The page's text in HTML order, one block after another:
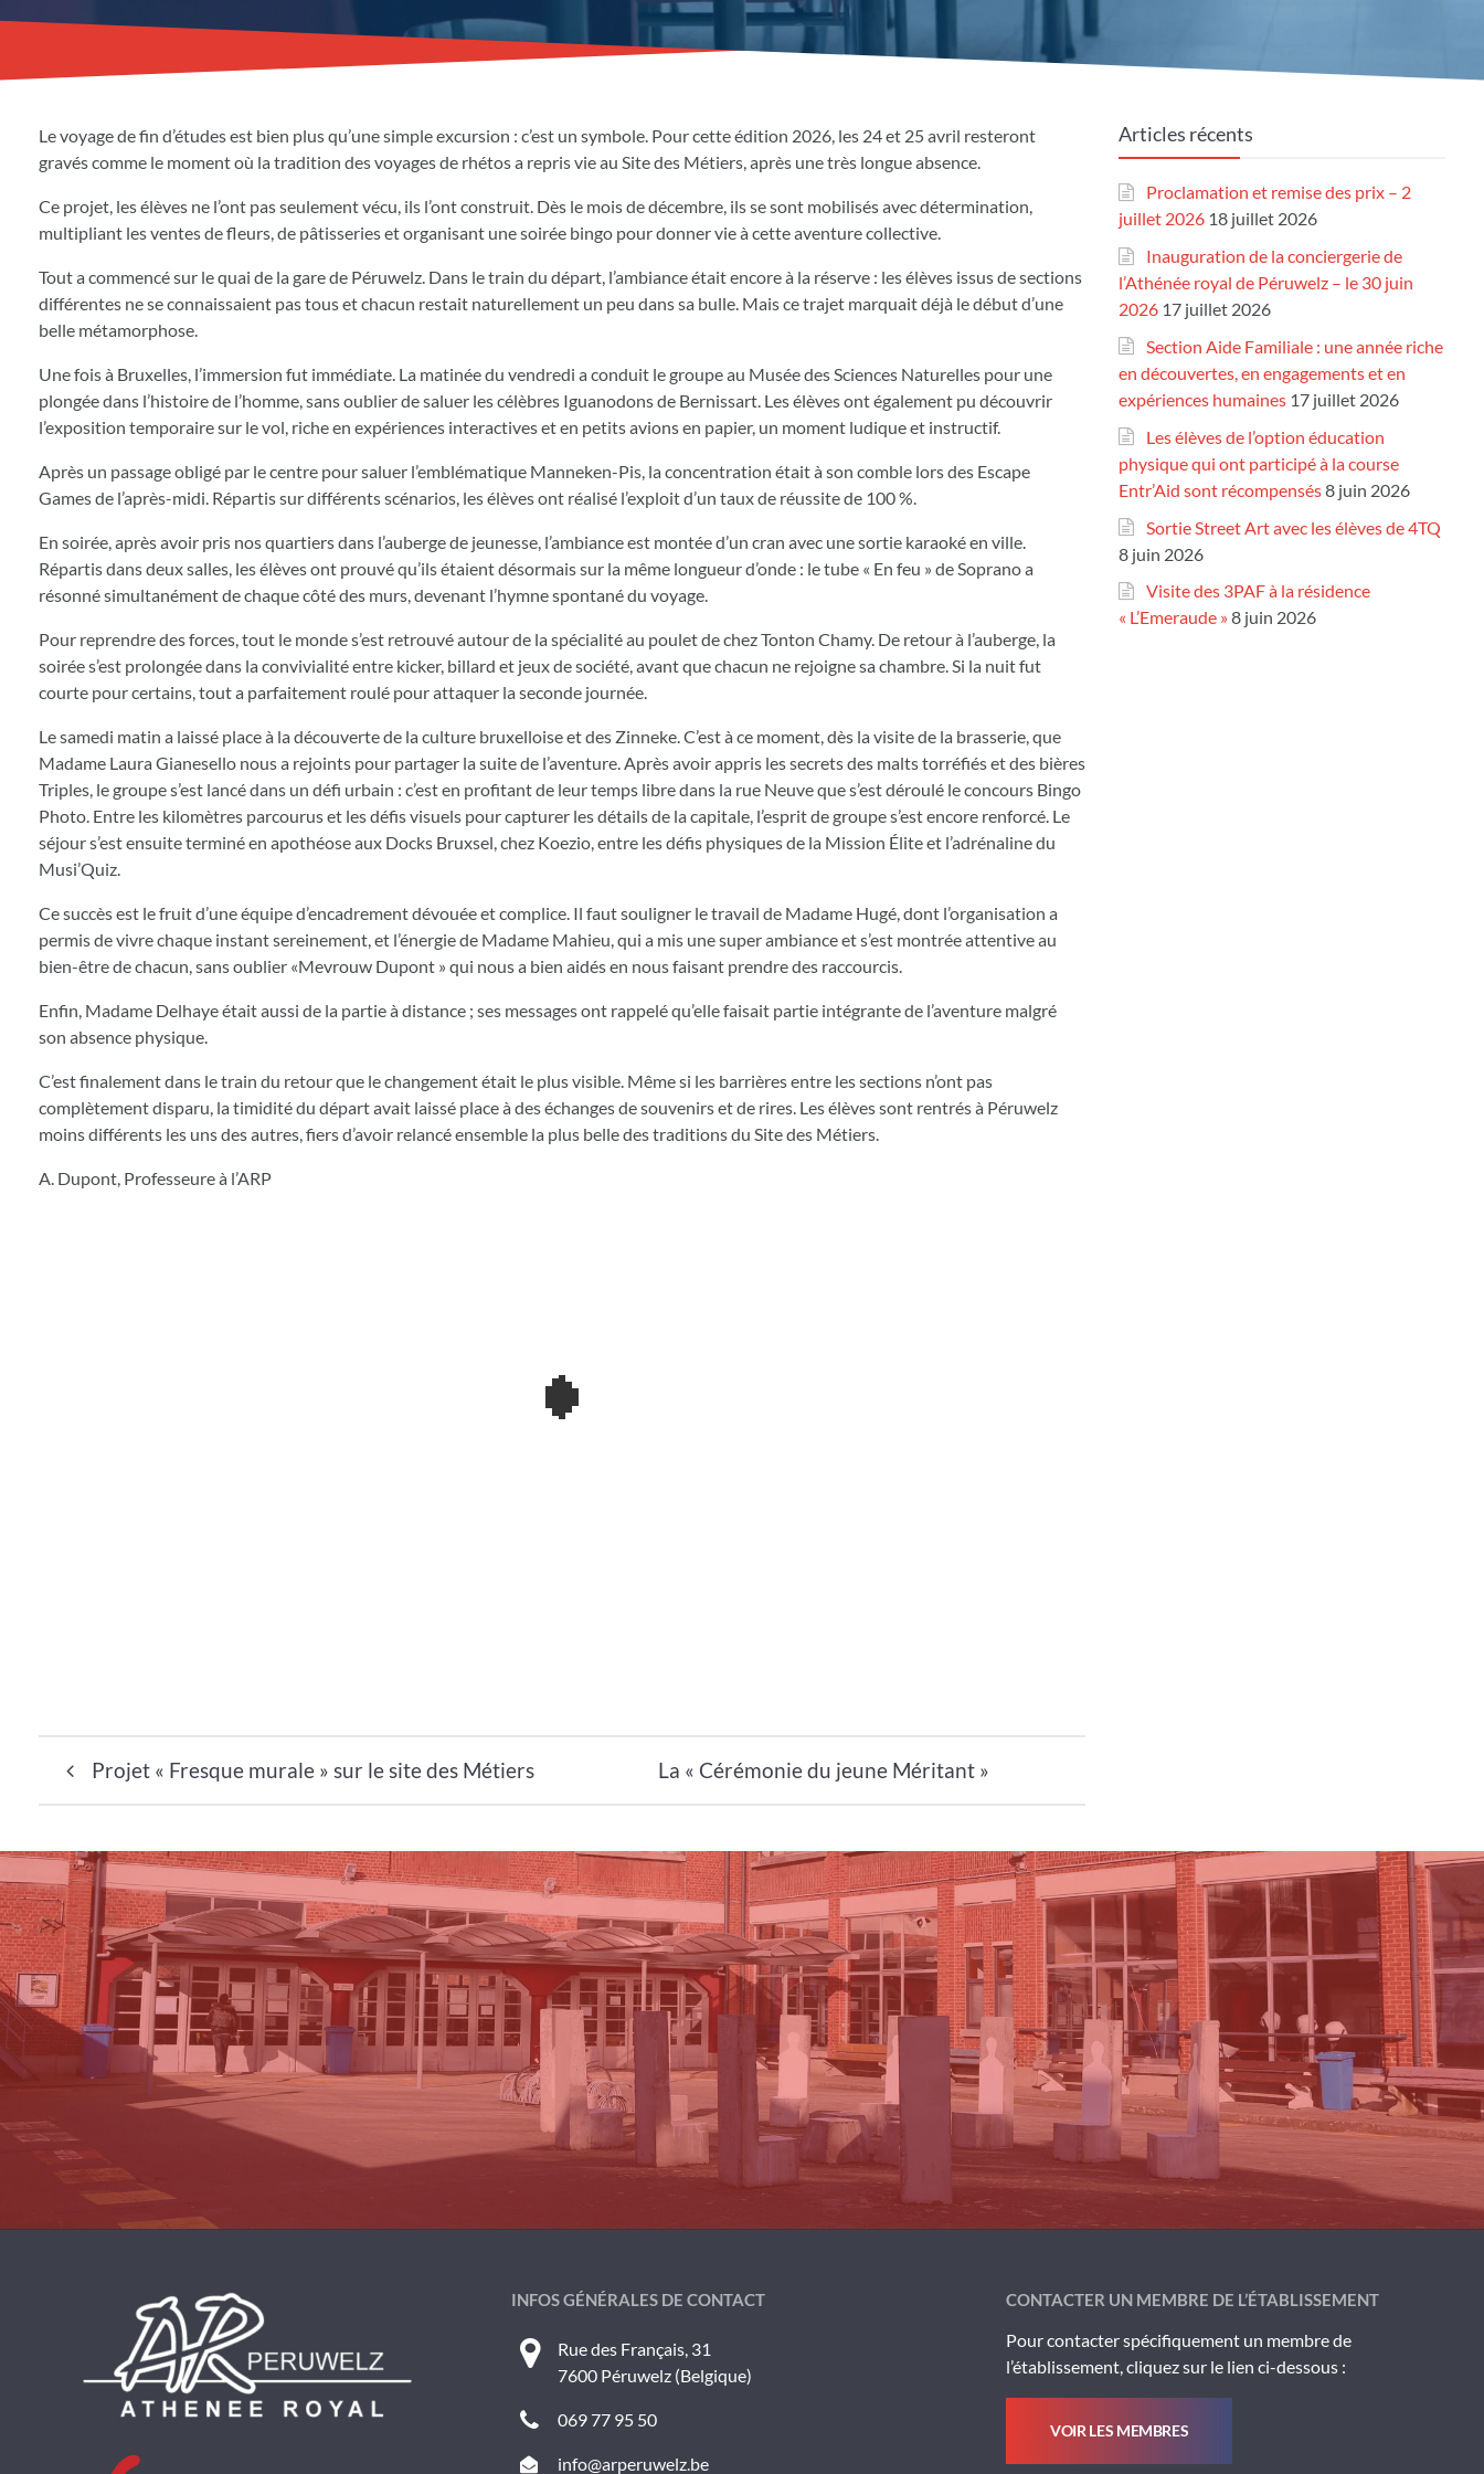
Le voyage de fin d’études est bien plus qu’une simple excursion : c’est un symbole. Pour cette édition 2026, les 24 et 25 avril resteront
gravés comme le moment où la tradition des voyages de rhétos a repris vie au Site des Métiers, après une très longue absence.
Ce projet, les élèves ne l’ont pas seulement vécu, ils l’ont construit. Dès le mois de décembre, ils se sont mobilisés avec détermination,
multipliant les ventes de fleurs, de pâtisseries et organisant une soirée bingo pour donner vie à cette aventure collective.
Tout a commencé sur le quai de la gare de Péruwelz. Dans le train du départ, l’ambiance était encore à la réserve : les élèves issus de sections
différentes ne se connaissaient pas tous et chacun restait naturellement un peu dans sa bulle. Mais ce trajet marquait déjà le début d’une
belle métamorphose.
Une fois à Bruxelles, l’immersion fut immédiate. La matinée du vendredi a conduit le groupe au Musée des Sciences Naturelles pour une
plongée dans l’histoire de l’homme, sans oublier de saluer les célèbres Iguanodons de Bernissart. Les élèves ont également pu découvrir
l’exposition temporaire sur le vol, riche en expériences interactives et en petits avions en papier, un moment ludique et instructif.
Après un passage obligé par le centre pour saluer l’emblématique Manneken-Pis, la concentration était à son comble lors des Escape
Games de l’après-midi. Répartis sur différents scénarios, les élèves ont réalisé l’exploit d’un taux de réussite de 100 %.
En soirée, après avoir pris nos quartiers dans l’auberge de jeunesse, l’ambiance est montée d’un cran avec une sortie karaoké en ville.
Répartis dans deux salles, les élèves ont prouvé qu’ils étaient désormais sur la même longueur d’onde : le tube « En feu » de Soprano a
résonné simultanément de chaque côté des murs, devenant l’hymne spontané du voyage.
Pour reprendre des forces, tout le monde s’est retrouvé autour de la spécialité au poulet de chez Tonton Chamy. De retour à l’auberge, la
soirée s’est prolongée dans la convivialité entre kicker, billard et jeux de société, avant que chacun ne rejoigne sa chambre. Si la nuit fut
courte pour certains, tout a parfaitement roulé pour attaquer la seconde journée.
Le samedi matin a laissé place à la découverte de la culture bruxelloise et des Zinneke. C’est à ce moment, dès la visite de la brasserie, que
Madame Laura Gianesello nous a rejoints pour partager la suite de l’aventure. Après avoir appris les secrets des malts torréfiés et des bières
Triples, le groupe s’est lancé dans un défi urbain : c’est en profitant de leur temps libre dans la rue Neuve que s’est déroulé le concours Bingo
Photo. Entre les kilomètres parcourus et les défis visuels pour capturer les détails de la capitale, l’esprit de groupe s’est encore renforcé. Le
séjour s’est ensuite terminé en apothéose aux Docks Bruxsel, chez Koezio, entre les défis physiques de la Mission Élite et l’adrénaline du
Musi’Quiz.
Ce succès est le fruit d’une équipe d’encadrement dévouée et complice. Il faut souligner le travail de Madame Hugé, dont l’organisation a
permis de vivre chaque instant sereinement, et l’énergie de Madame Mahieu, qui a mis une super ambiance et s’est montrée attentive au
bien-être de chacun, sans oublier «Mevrouw Dupont » qui nous a bien aidés en nous faisant prendre des raccourcis.
Enfin, Madame Delhaye était aussi de la partie à distance ; ses messages ont rappelé qu’elle faisait partie intégrante de l’aventure malgré
son absence physique.
C’est finalement dans le train du retour que le changement était le plus visible. Même si les barrières entre les sections n’ont pas
complètement disparu, la timidité du départ avait laissé place à des échanges de souvenirs et de rires. Les élèves sont rentrés à Péruwelz
moins différents les uns des autres, fiers d’avoir relancé ensemble la plus belle des traditions du Site des Métiers.
A. Dupont, Professeure à l’ARP
Navigation de l’article
Projet « Fresque murale » sur le site des Métiers La « Cérémonie du jeune Méritant »
Articles récents
Proclamation et remise des prix – 2
juillet 2026 18 juillet 2026
Inauguration de la conciergerie de
l’Athénée royal de Péruwelz – le 30 juin
2026 17 juillet 2026
Section Aide Familiale : une année riche
en découvertes, en engagements et en
expériences humaines 17 juillet 2026
Les élèves de l’option éducation
physique qui ont participé à la course
Entr’Aid sont récompensés8 juin 2026
Sortie Street Art avec les élèves de 4TQ
8 juin 2026
Visite des 3PAF à la résidence
« L’Emeraude »8 juin 2026
INFOS GÉNÉRALES DE CONTACT
Rue des Français, 31
7600 Péruwelz (Belgique)
069 77 95 50
info@arperuwelz.be
CONTACTER UN MEMBRE DE L’ÉTABLISSEMENT
Pour contacter spécifiquement un membre de
l’établissement, cliquez sur le lien ci-dessous :
VOIR LES MEMBRES